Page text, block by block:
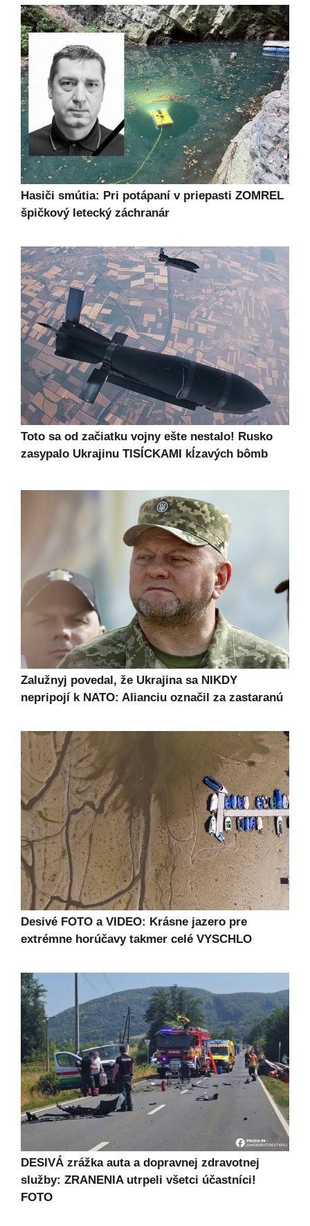
Hasiči smútia: Pri potápaní v priepasti ZOMREL
špičkový letecký záchranár
Toto sa od začiatku vojny ešte nestalo! Rusko
zasypalo Ukrajinu TISÍCKAMI kĺzavých bômb
Zalužnyj povedal, že Ukrajina sa NIKDY
nepripojí k NATO: Alianciu označil za zastaranú
Desivé FOTO a VIDEO: Krásne jazero pre
extrémne horúčavy takmer celé VYSCHLO
DESIVÁ zrážka auta a dopravnej zdravotnej
služby: ZRANENIA utrpeli všetci účastníci!
FOTO